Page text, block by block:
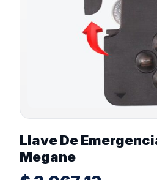
Llave De
Megane